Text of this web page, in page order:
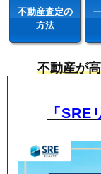
不動産査定の
方法
不動産が
「